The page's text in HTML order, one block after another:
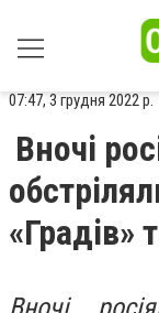
07:47, 3 грудня 2022 р.
Вночі
«Градів»